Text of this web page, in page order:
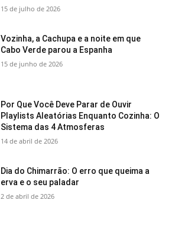
15 de julho de 2026
Vozinha, a Cachupa e a noite em que
Cabo Verde parou a Espanha
15 de junho de 2026
Por Que Você Deve Parar de Ouvir
Playlists Aleatórias Enquanto Cozinha: O
Sistema das 4 Atmosferas
14 de abril de 2026
Dia do Chimarrão: O erro que queima a
erva e o seu paladar
2 de abril de 2026